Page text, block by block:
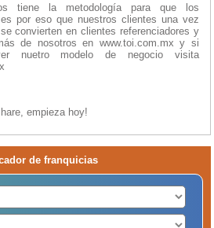
tiene la metodología para que los
por eso que nuestros clientes una vez
convierten en clientes referenciadores y
de nosotros en www.toi.com.mx y si
nuetro modelo de negocio visita
empieza hoy!
de franquicias